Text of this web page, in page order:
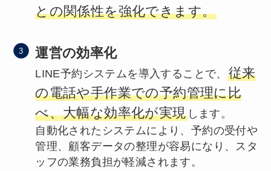
との関係性を強化できます。
運営の効率化
LINE予約システムを導入することで、 従来
の電話や手作業での予約管理に比
べ、大幅な効率化が実現します。
自動化されたシステムにより、予約の受付や
管理、顧客データの整理が容易になり、スタ
ッフの業務負担が軽減されます。